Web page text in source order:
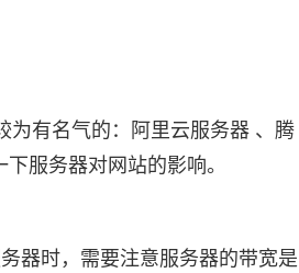
为有名气的：阿里云服务器 、腾
服务器对网站的影响。
器时，需要注意服务器的带宽是